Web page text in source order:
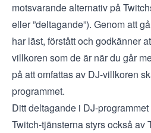
motsvarande alternativ på
eller ”deltagande”). Genom att
har läst, förstått och godkänner
villkoren som de är när du går
på att omfattas av DJ-villkoren
programmet.
Ditt deltagande i DJ-
Twitch-tjänsterna styrs också av